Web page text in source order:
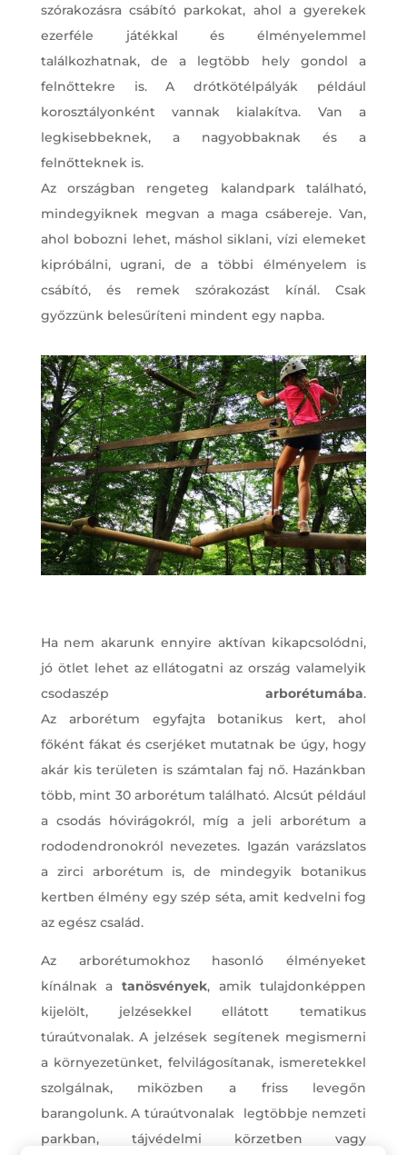
szórakozásra csábító parkokat, ahol a gyerekek
ezerféle játékkal és élményelemmel
találkozhatnak, de a legtöbb hely gondol a
felnőttekre is. A drótkötélpályák például
korosztályonként vannak kialakítva. Van a
legkisebbeknek, a nagyobbaknak és a
felnőtteknek is.
Az országban rengeteg kalandpark található,
mindegyiknek megvan a maga csábereje. Van,
ahol bobozni lehet, máshol siklani, vízi elemeket
kipróbálni, ugrani, de a többi élményelem is
csábító, és remek szórakozást kínál. Csak
győzzünk belesűríteni mindent egy napba.
Ha nem akarunk ennyire aktívan kikapcsolódni,
jó ötlet lehet az ellátogatni az ország valamelyik
csodaszéparborétumába.
Az arborétum egyfajta botanikus kert, ahol
főként fákat és cserjéket mutatnak be úgy, hogy
akár kis területen is számtalan faj nő. Hazánkban
több, mint 30 arborétum található. Alcsút például
a csodás hóvirágokról, míg a jeli arborétum a
rododendronokról nevezetes. Igazán varázslatos
a zirci arborétum is, de mindegyik botanikus
kertben élmény egy szép séta, amit kedvelni fog
az egész család.
Az arborétumokhoz hasonló élményeket
kínálnak a tanösvények, amik tulajdonképpen
kijelölt, jelzésekkel ellátott tematikus
túraútvonalak. A jelzések segítenek megismerni
a környezetünket, felvilágosítanak, ismeretekkel
szolgálnak, miközben a friss levegőn
barangolunk. A túraútvonalak legtöbbje nemzeti
parkban, tájvédelmi körzetben vagy